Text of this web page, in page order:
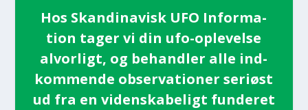
Hos Skan­di­na­visk UFO Infor­ma­
tion tager vi din ufo-ople­vel­se
alvor­ligt, og behand­ler alle ind­
kom­men­de obser­va­tio­ner seri­øst
ud fra en viden­ska­be­ligt fun­de­ret